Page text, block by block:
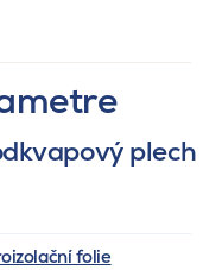
plech
folie